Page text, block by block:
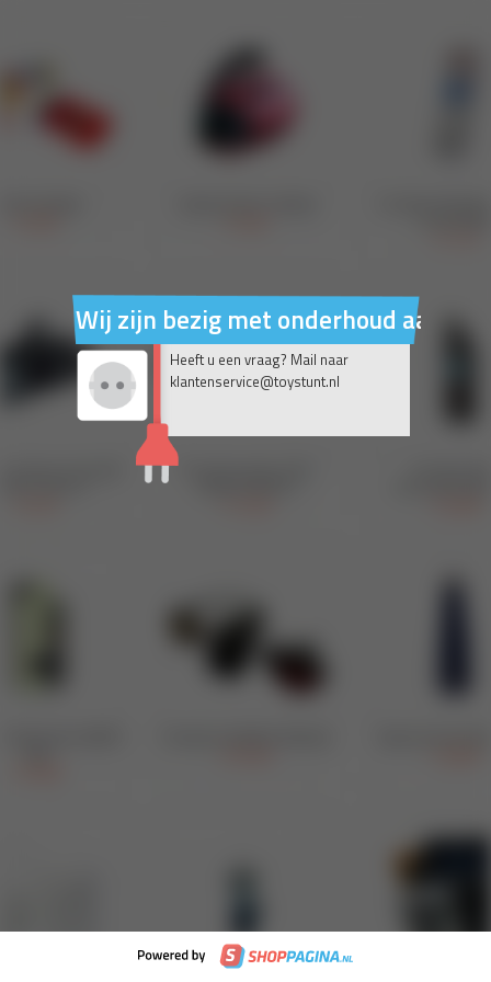
Wij zijn bezig met onderhoud aan
Heeft u een vraag? Mail naar
klantenservice@toystunt.nl